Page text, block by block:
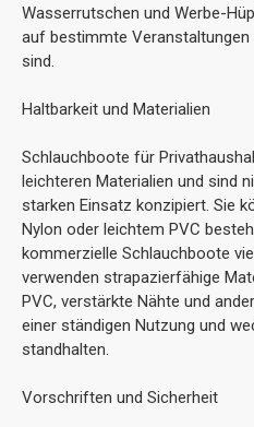
Wasserrutschen und Werbe-
auf bestimmte
sind.
Haltbarkeit und Materialien
Schlauchboote für
leichteren Materialien und sind
starken Einsatz konzipiert. Sie
Nylon oder leichtem PVC
kommerzielle Schlauchboote
verwenden strapazierfähige
PVC, verstärkte Nähte und
einer ständigen Nutzung und
standhalten.
Vorschriften und Sicherheit